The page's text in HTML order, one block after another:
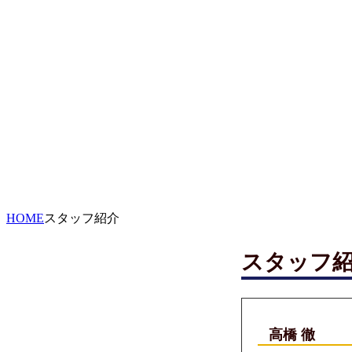
HOMEスタッフ紹介
スタッフ
高橋 徹